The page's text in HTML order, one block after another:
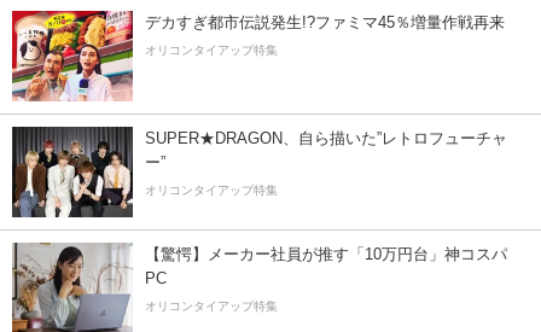
デカすぎ都市伝説発生!?ファミマ45％増量作戦再来
オリコンタイアップ特集
SUPER★DRAGON、自ら描いた”レトロフューチャ
ー”
オリコンタイアップ特集
【驚愕】メーカー社員が推す「10万円台」神コスパ
PC
オリコンタイアップ特集